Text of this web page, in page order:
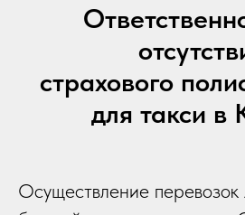
страхового
для такси в
Осуществление перевозок